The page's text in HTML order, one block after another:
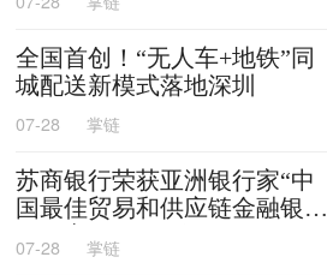
全国首创！“无人车+地铁”同
城配送新模式落地深圳
07-28 掌链
苏商银行荣获亚洲银行家“中
国最佳贸易和供应链金融银行
（数字银行）”奖项
07-28 掌链